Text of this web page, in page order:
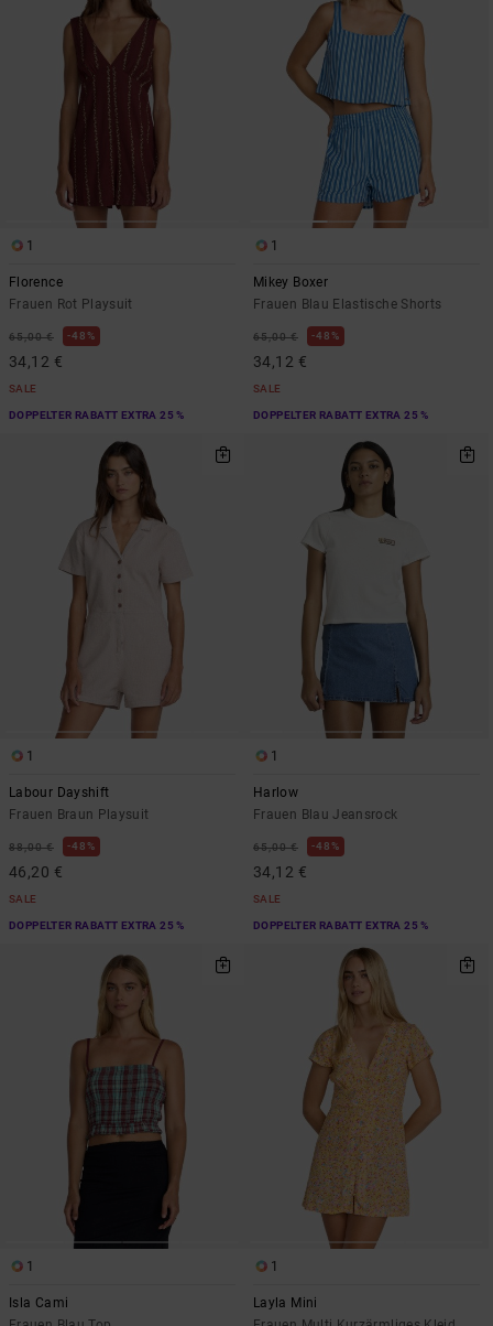
1
Florence
Frauen Rot Playsuit
65,00 € 48%
34,12 €
SALE
DOPPELTER RABATT EXTRA 25 %
1
Mikey Boxer
Frauen Blau Elastische Shorts
65,00 € 48%
34,12 €
SALE
DOPPELTER RABATT EXTRA 25 %
1
Labour Dayshift
Frauen Braun Playsuit
88,00 € 48%
46,20 €
SALE
DOPPELTER RABATT EXTRA 25 %
1
Harlow
Frauen Blau Jeansrock
65,00 € 48%
34,12 €
SALE
DOPPELTER RABATT EXTRA 25 %
1
Isla Cami
1
Layla Mini